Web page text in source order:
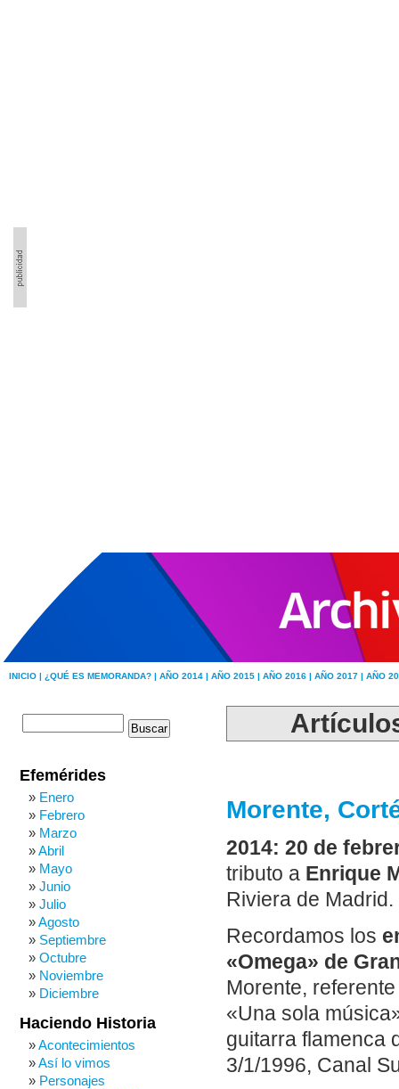
INICIO | ¿QUÉ ES MEMORANDA? | AÑO 2014 | AÑO 2015 | AÑO 2016 | AÑO 2017 | AÑO
Morente,
2014: 20 de
tributo a Enrique
Riviera de Madrid.
Recordamos los
«Omega» de
Morente,
«Una sola
guitarra flamenca
3/1/1996, Canal
Efemérides
Enero
Febrero
Marzo
Abril
Mayo
Junio
Julio
Agosto
Septiembre
Octubre
Noviembre
Diciembre
Haciendo Historia
Acontecimientos
Así lo vimos
Personajes